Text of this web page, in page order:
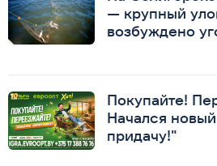
— крупный
возбуждено
Покупайте!
Начался
придачу!"